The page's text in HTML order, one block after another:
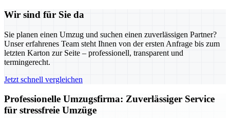
Wir sind für Sie da
Sie planen einen Umzug und suchen einen zuverlässigen Partner?
Unser erfahrenes Team steht Ihnen von der ersten Anfrage bis zum
letzten Karton zur Seite – professionell, transparent und
termingerecht.
Jetzt schnell vergleichen
Professionelle Umzugsfirma: Zuverlässiger Service
für stressfreie Umzüge